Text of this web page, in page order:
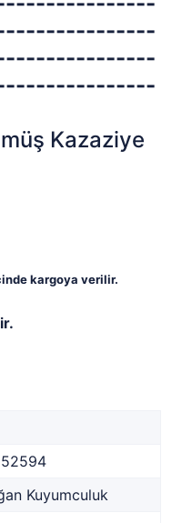
Kazaziye
kargoya verilir.
Kuyumculuk